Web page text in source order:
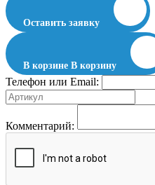
Оставить заявку
В корзине В корзину
Телефон или Email:
Комментарий: